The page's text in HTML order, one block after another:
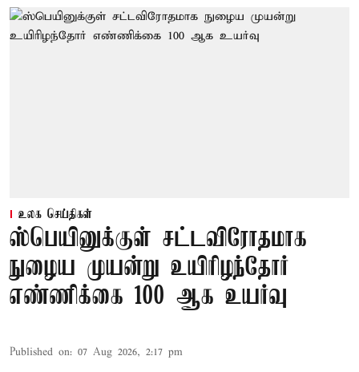
உலக செய்திகள்
ஸ்பெயினுக்குள் சட்டவிரோதமாக
நுழைய முயன்று உயிரிழந்தோர்
எண்ணிக்கை 100 ஆக உயர்வு
Published on: 07 Aug 2026, 2:17 pm